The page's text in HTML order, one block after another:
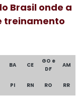
Brasil onde a
treinamento
BA CE
GO e
DF
AM
PI RN RO RR